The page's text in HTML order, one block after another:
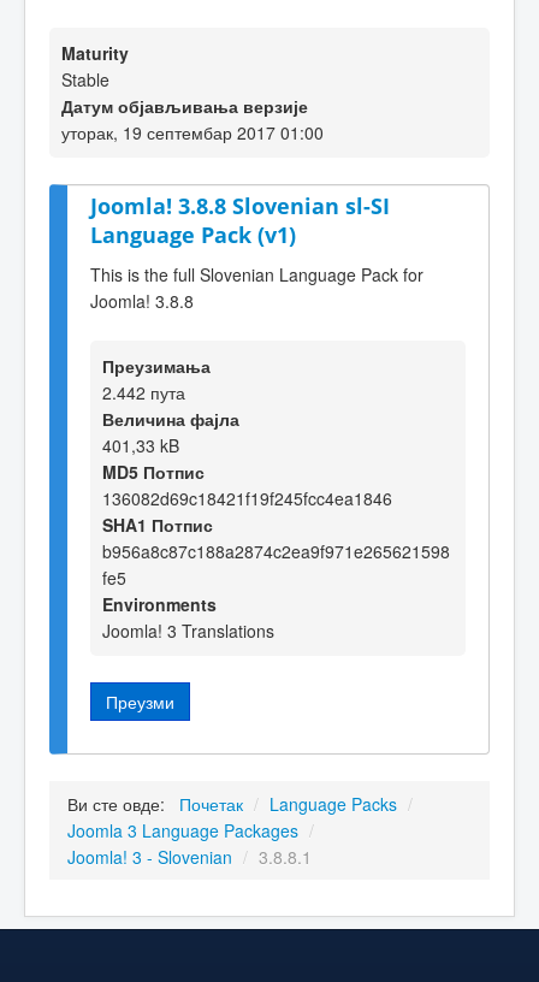
Maturity
Stable
Датум објављивања верзије
уторак, 19 септембар 2017 01:00
Joomla! 3.8.8 Slovenian sl-SI
Language Pack (v1)
This is the full Slovenian Language Pack for
Joomla! 3.8.8
Преузимања
2.442 пута
Величина фајла
401,33 kB
MD5 Потпис
136082d69c18421f19f245fcc4ea1846
SHA1 Потпис
b956a8c87c188a2874c2ea9f971e265621598
fe5
Environments
Joomla! 3 Translations
Преузми
Ви сте овде: Почетак / Language Packs /
Joomla 3 Language Packages /
Joomla! 3 - Slovenian / 3.8.8.1